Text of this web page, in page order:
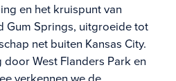
en het kruispunt van
Gum Springs, uitgroeide tot
net buiten Kansas City.
West Flanders Park en